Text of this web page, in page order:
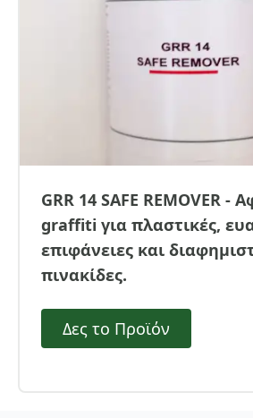
GRR 14 SAFE REMOVER -
graffiti για πλαστικές,
επιφάνειες και
πινακίδες.
Δες το Προϊόν